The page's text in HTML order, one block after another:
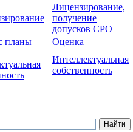
Лицензирование,
получение
допусков СРО
Оценка
Интеллектуальная
собственность